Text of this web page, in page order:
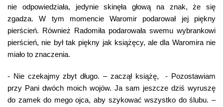
nie odpowiedziała, jedynie skinęła głową na znak, że się
zgadza. W tym momencie Waromir podarował jej piękny
pierścień. Również Radomiła podarowała swemu wybrankowi
pierścień, nie był tak piękny jak książęcy, ale dla Waromira nie
miało to znaczenia.
- Nie czekajmy zbyt długo. – zaczął książę, - Pozostawiam
przy Pani dwóch moich wojów. Ja sam jeszcze dziś wyruszę
do zamek do mego ojca, aby szykować wszystko do ślubu. –